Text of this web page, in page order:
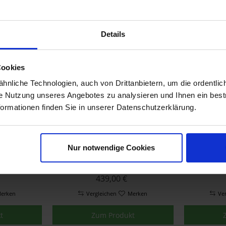
Details
Technologien, auch von Drittanbietern, um die
Nutzung unseres Angebotes zu analysieren und Ihnen ein
finden Sie in unserer Datenschutzerklärung.
Nur notwendige Cookies
Zum Produkt
rechts
Wunderlich Beifahrer
Sitzbank Aktivkomfort
Sitzheizung & Geleinlage
Standard Schwarz K52
439,00 €
Vergleichen Merken
Zum Produkt